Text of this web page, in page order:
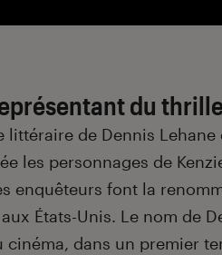
du
littéraire de Dennis
les personnages de
enquêteurs font la
États-Unis. Le nom de
cinéma, dans un premier